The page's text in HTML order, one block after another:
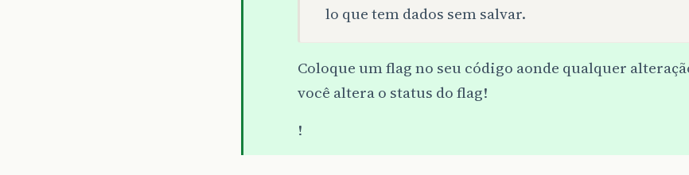
lo que tem dados sem salvar.
Coloque um flag no seu código aonde qualquer
você altera o status do flag!
!